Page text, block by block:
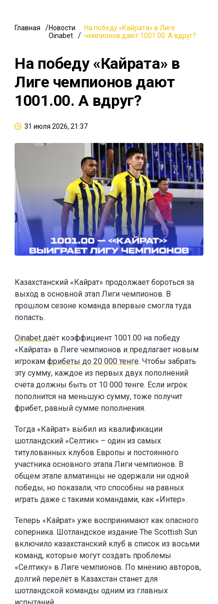
Главная
Новости
Oinabet
На победу «Кайрата» в Лиге
чемпионов дают 1001.00. А вдруг?
На победу «Кайрата» в
Лиге чемпионов дают
1001.00. А вдруг?
31 июля 2026, 21:37
Казахстанский «Кайрат» продолжает бороться за
выход в основной этап Лиги чемпионов. В
прошлом сезоне команда впервые смогла туда
попасть.
Oinabet даёт коэффициент 1001.00 на победу
«Кайрата» в Лиге чемпионов и предлагает новым
игрокам фрибеты до 20 000 тенге. Чтобы забрать
эту сумму, каждое из первых двух пополнений
счёта должны быть от 10 000 тенге. Если игрок
пополнится на меньшую сумму, тоже получит
фрибет, равный сумме пополнения.
Тогда «Кайрат» выбил из квалификации
шотландский «Селтик» – один из самых
титулованных клубов Европы и постоянного
участника основного этапа Лиги чемпионов. В
общем этапе алматинцы не одержали ни одной
победы, но показали, что способны на равных
играть даже с такими командами, как «Интер».
Теперь «Кайрат» уже воспринимают как опасного
соперника. Шотландское издание The Scottish Sun
включило казахстанский клуб в список из восьми
команд, которые могут создать проблемы
«Селтику» в Лиге чемпионов. По мнению авторов,
долгий перелёт в Казахстан станет для
шотландской команды одним из главных